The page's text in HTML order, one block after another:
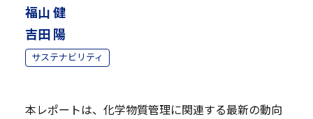
福山 健
吉田 陽
サステナビリティ
本レポートは、化学物質管理に関連する最新の動向